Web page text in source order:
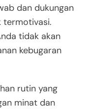
dan dukungan
termotivasi.
tidak akan
kebugaran
rutin yang
minat dan